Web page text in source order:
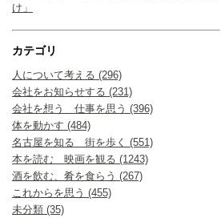
け」
カテゴリ
人について考える (296)
会社をお知らせする (231)
会社を想う 仕事を思う (396)
体を動かす (484)
名古屋を知る 街を歩く (551)
本を読む 映画を観る (1243)
酒を飲む、肴を食らう (267)
これからを思う (455)
未分類 (35)